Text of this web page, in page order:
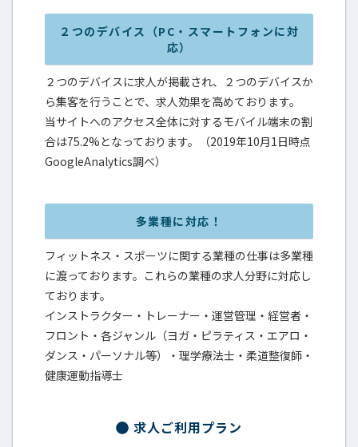
２つのデバイス（PC・スマートフォンに対
応）
２つのデバイスに求人が掲載され、２つのデバイスか
ら集客を行うことで、求人効果を高めております。
当サイトへのアクセス全体に対するモバイル端末の割
合は75.2%となっております。（2019年10月1日時点
GoogleAnalytics調べ）
多業種に対応！
フィットネス・スポーツに関する業種の仕事は多業種
に渡っております。これらの業種の求人分野に対応し
ております。
インストラクター・トレーナー・運営管理・経営者・
フロント・各ジャンル（ヨガ・ピラティス・エアロ・
ダンス・パーソナル等）・理学療法士・柔道整復師・
健康運動指導士
求人ご利用プラン